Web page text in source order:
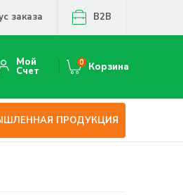
заказа B2B
Мой
Счет Корзина
0
ПРОДУКЦИЯ